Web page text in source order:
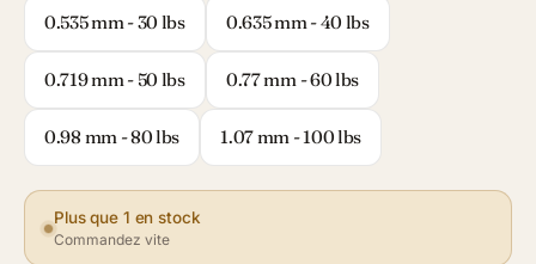
0.535 mm - 30 lbs 0.635 mm - 40 lbs
0.719 mm - 50 lbs 0.77 mm - 60 lbs
0.98 mm - 80 lbs 1.07 mm - 100 lbs
Plus que 1 en stock
Commandez vite